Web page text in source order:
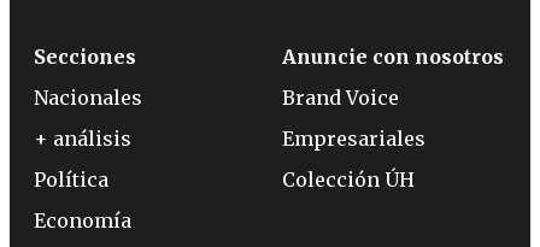
Secciones
Nacionales
+ análisis
Política
Economía
Anuncie con nosotros
Brand Voice
Empresariales
Colección ÚH